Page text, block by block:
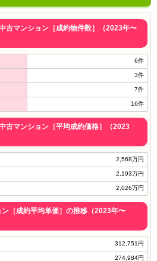
古マンション［成約物件数］（2023年〜
6件
3件
7件
16件
古マンション［平均成約価格］（2023
2,568万円
2,193万円
2,026万円
［成約平均単価］の推移（2023年〜
312,751円
274,984円